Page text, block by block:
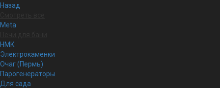
Назад
Meta
НМК
Электрокаменки
Очаг (Пермь)
Парогенераторы
Для сада